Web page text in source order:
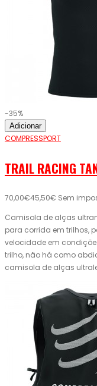
-35%
Adicionar
COMPRESSPORT
TRAIL RACING
70,00€45,50€ Sem
Camisola de alças
para corrida em trilhos,
velocidade em
trilho, não há como
camisola de alças